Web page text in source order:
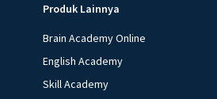
Produk Lainnya
Brain Academy Online
English Academy
Skill Academy